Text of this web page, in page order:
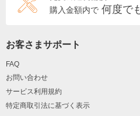
購入金額内で 何度で
お客さまサポート
FAQ
お問い合わせ
サービス利用規約
特定商取引法に基づく表示